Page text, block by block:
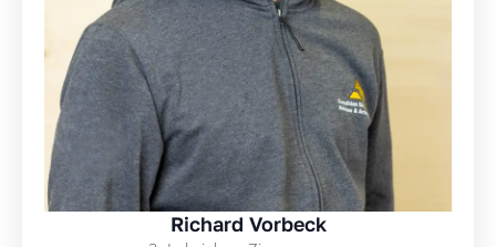
Richard Vorbeck